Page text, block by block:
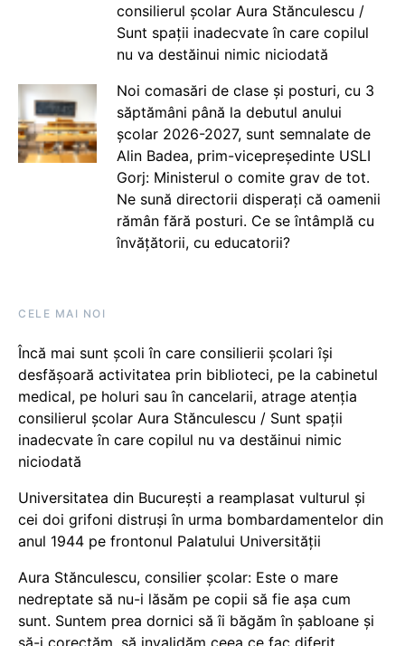
consilierul școlar Aura Stănculescu /
Sunt spații inadecvate în care copilul
nu va destăinui nimic niciodată
Noi comasări de clase și posturi, cu 3
săptămâni până la debutul anului
școlar 2026-2027, sunt semnalate de
Alin Badea, prim-vicepreședinte USLI
Gorj: Ministerul o comite grav de tot.
Ne sună directorii disperați că oamenii
rămân fără posturi. Ce se întâmplă cu
învățătorii, cu educatorii?
CELE MAI NOI
Încă mai sunt școli în care consilierii școlari își
desfășoară activitatea prin biblioteci, pe la cabinetul
medical, pe holuri sau în cancelarii, atrage atenția
consilierul școlar Aura Stănculescu / Sunt spații
inadecvate în care copilul nu va destăinui nimic
niciodată
Universitatea din București a reamplasat vulturul și
cei doi grifoni distruși în urma bombardamentelor din
anul 1944 pe frontonul Palatului Universității
Aura Stănculescu, consilier școlar: Este o mare
nedreptate să nu-i lăsăm pe copii să fie așa cum
sunt. Suntem prea dornici să îi băgăm în șabloane și